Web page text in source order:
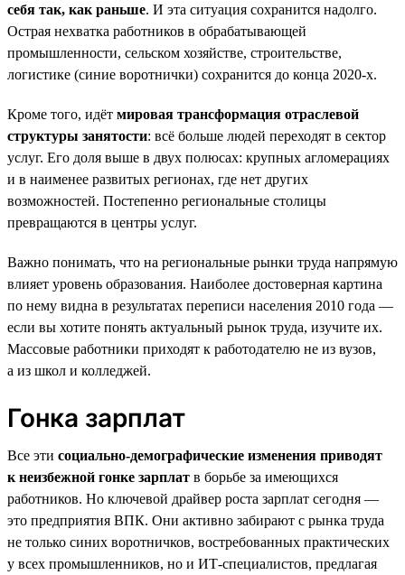
себя так, как раньше. И эта ситуация сохранится надолго.
Острая нехватка работников в обрабатывающей
промышленности, сельском хозяйстве, строительстве,
логистике (синие воротнички) сохранится до конца 2020-х.
Кроме того, идёт мировая трансформация отраслевой
структуры занятости: всё больше людей переходят в сектор
услуг. Его доля выше в двух полюсах: крупных агломерациях
и в наименее развитых регионах, где нет других
возможностей. Постепенно региональные столицы
превращаются в центры услуг.
Важно понимать, что на региональные рынки труда напрямую
влияет уровень образования. Наиболее достоверная картина
по нему видна в результатах переписи населения 2010 года —
если вы хотите понять актуальный рынок труда, изучите их.
Массовые работники приходят к работодателю не из вузов,
а из школ и колледжей.
Гонка зарплат
Все эти социально-демографические изменения приводят
к неизбежной гонке зарплат в борьбе за имеющихся
работников. Но ключевой драйвер роста зарплат сегодня —
это предприятия ВПК. Они активно забирают с рынка труда
не только синих воротничков, востребованных практических
у всех промышленников, но и ИТ-специалистов, предлагая